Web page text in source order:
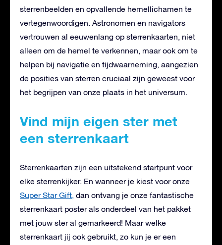
sterrenbeelden en opvallende hemellichamen te
vertegenwoordigen. Astronomen en navigators
vertrouwen al eeuwenlang op sterrenkaarten, niet
alleen om de hemel te verkennen, maar ook om te
helpen bij navigatie en tijdwaarneming, aangezien
de posities van sterren cruciaal zijn geweest voor
het begrijpen van onze plaats in het universum.
Vind mijn eigen ster met
een sterrenkaart
Sterrenkaarten zijn een uitstekend startpunt voor
elke sterrenkijker. En wanneer je kiest voor onze
Super Star Gift, dan ontvang je onze fantastische
sterrenkaart poster als onderdeel van het pakket
met jouw ster al gemarkeerd! Maar welke
sterrenkaart jij ook gebruikt, zo kun je er een